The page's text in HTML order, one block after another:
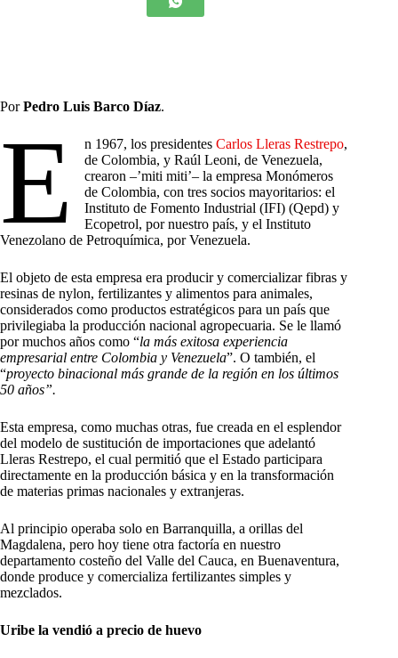
PorPedro Luis Barco Díaz.
E n 1967, los presidentesCarlos Lleras Restrepo,
de Colombia, y Raúl Leoni, de Venezuela,
crearon –’miti miti’– la empresa Monómeros
de Colombia, con tres socios mayoritarios: el
Instituto de Fomento Industrial (IFI) (Qepd) y
Ecopetrol, por nuestro país, y el Instituto
Venezolano de Petroquímica, por Venezuela.
El objeto de esta empresa era producir y comercializar fibras y
resinas de nylon, fertilizantes y alimentos para animales,
considerados como productos estratégicos para un país que
privilegiaba la producción nacional agropecuaria. Se le llamó
por muchos años como “la más exitosa experiencia
empresarial entre Colombia y Venezuela”. O también, el
“proyecto binacional más grande de la región en los últimos
50 años”.
Esta empresa, como muchas otras, fue creada en el esplendor
del modelo de sustitución de importaciones que adelantó
Lleras Restrepo, el cual permitió que el Estado participara
directamente en la producción básica y en la transformación
de materias primas nacionales y extranjeras.
Al principio operaba solo en Barranquilla, a orillas del
Magdalena, pero hoy tiene otra factoría en nuestro
departamento costeño del Valle del Cauca, en Buenaventura,
donde produce y comercializa fertilizantes simples y
mezclados.
Uribe la vendió a precio de huevo